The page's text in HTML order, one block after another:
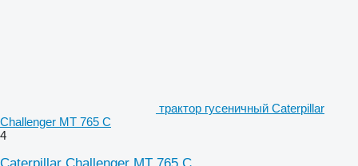
трактор гусеничный Caterpillar
Challenger MT 765 C
4